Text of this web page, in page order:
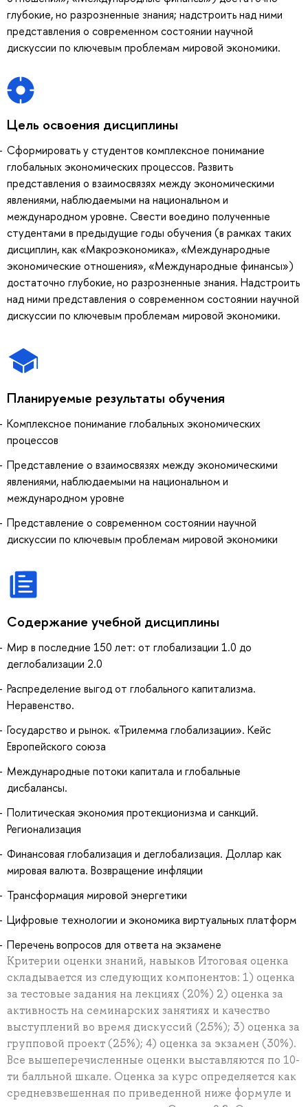
глубокие, но разрозненные знания; надстроить над ними
представления о современном состоянии научной
дискуссии по ключевым проблемам мировой экономики.
Цель освоения дисциплины
Сформировать у студентов комплексное понимание
глобальных экономических процессов. Развить
представления о взаимосвязях между экономическими
явлениями, наблюдаемыми на национальном и
международном уровне. Свести воедино полученные
студентами в предыдущие годы обучения (в рамках таких
дисциплин, как «Макроэкономика», «Международные
экономические отношения», «Международные финансы»)
достаточно глубокие, но разрозненные знания. Надстроить
над ними представления о современном состоянии научной
дискуссии по ключевым проблемам мировой экономики.
Планируемые результаты обучения
Комплексное понимание глобальных экономических
процессов
Представление о взаимосвязях между экономическими
явлениями, наблюдаемыми на национальном и
международном уровне
Представление о современном состоянии научной
дискуссии по ключевым проблемам мировой экономики
Содержание учебной дисциплины
Мир в последние 150 лет: от глобализации 1.0 до
деглобализации 2.0
Распределение выгод от глобального капитализма.
Неравенство.
Государство и рынок. «Трилемма глобализации». Кейс
Европейского союза
Международные потоки капитала и глобальные
дисбалансы.
Политическая экономия протекционизма и санкций.
Регионализация
Финансовая глобализация и деглобализация. Доллар как
мировая валюта. Возвращение инфляции
Трансформация мировой энергетики
Цифровые технологии и экономика виртуальных платформ
Перечень вопросов для ответа на экзамене
Критерии оценки знаний, навыков Итоговая оценка
складывается из следующих компонентов: 1) оценка
за тестовые задания на лекциях (20%) 2) оценка за
активность на семинарских занятиях и качество
выступлений во время дискуссий (25%); 3) оценка за
групповой проект (25%); 4) оценка за экзамен (30%).
Все вышеперечисленные оценки выставляются по 10-
ти балльной шкале. Оценка за курс определяется как
средневзвешенная по приведенной ниже формуле и